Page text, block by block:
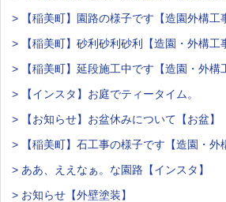
> 【稲美町】園路の様子です【造園外構工
> 【稲美町】砂利砂利砂利【造園・外構工
> 【稲美町】延段施工中です【造園・外構
> 【インスタ】お庭でティータイム。
> 【お知らせ】お盆休みについて【お盆】
> 【稲美町】石工事の様子です【造園・外
> ああ、ええなぁ。な園路【インスタ】
> お知らせ【外壁塗装】